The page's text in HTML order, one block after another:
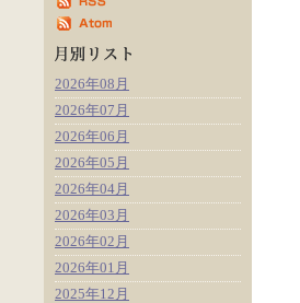
2026年08月
2026年07月
2026年06月
2026年05月
2026年04月
2026年03月
2026年02月
2026年01月
2025年12月